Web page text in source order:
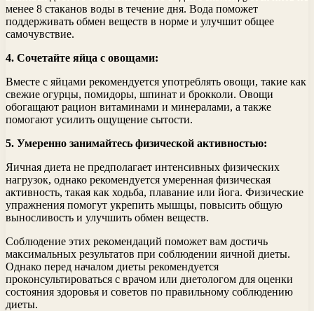
менее 8 стаканов воды в течение дня. Вода поможет
поддерживать обмен веществ в норме и улучшит общее
самочувствие.
4. Сочетайте яйца с овощами:
Вместе с яйцами рекомендуется употреблять овощи, такие как
свежие огурцы, помидоры, шпинат и брокколи. Овощи
обогащают рацион витаминами и минералами, а также
помогают усилить ощущение сытости.
5. Умеренно занимайтесь физической активностью:
Яичная диета не предполагает интенсивных физических
нагрузок, однако рекомендуется умеренная физическая
активность, такая как ходьба, плавание или йога. Физические
упражнения помогут укрепить мышцы, повысить общую
выносливость и улучшить обмен веществ.
Соблюдение этих рекомендаций поможет вам достичь
максимальных результатов при соблюдении яичной диеты.
Однако перед началом диеты рекомендуется
проконсультироваться с врачом или диетологом для оценки
состояния здоровья и советов по правильному соблюдению
диеты.